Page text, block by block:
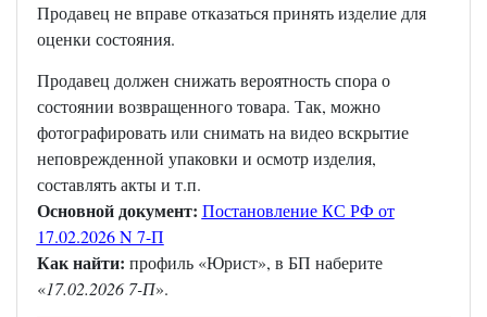
Продавец не вправе отказаться принять изделие для
оценки состояния.
Продавец должен снижать вероятность спора о
состоянии возвращенного товара. Так, можно
фотографировать или снимать на видео вскрытие
неповрежденной упаковки и осмотр изделия,
составлять акты и т.п.
Основной документ: Постановление КС РФ от
17.02.2026 N 7-П
Как найти: профиль «Юрист», в БП наберите
«17.02.2026 7-П».